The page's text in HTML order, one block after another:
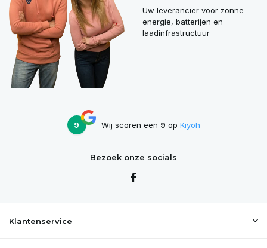
Uw leverancier voor zonne-
energie, batterijen en
laadinfrastructuur
9 Wij scoren een 9 op Kiyoh
Bezoek onze socials
Klantenservice